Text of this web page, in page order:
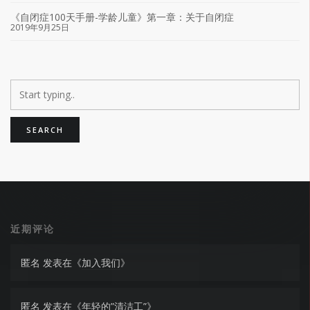
《自闭症100天手册-学龄儿童》第一章：关于自闭症
2019年9月25日
近期评论
匿名 发表在《加入我们》
匿名 发表在《年轻的”清洁工”》